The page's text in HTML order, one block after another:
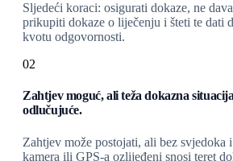
Sljedeći koraci: osigurati dokaze, ne
prikupiti dokaze o liječenju i šteti te dati
kvotu odgovornosti.
02
Zahtjev moguć, ali teža dokazna
odlučujuće.
Zahtjev može postojati, ali bez svjedoka
kamera ili GPS-a ozlijeđeni snosi teret